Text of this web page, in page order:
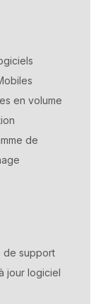
en volume
de
de support
jour logiciel